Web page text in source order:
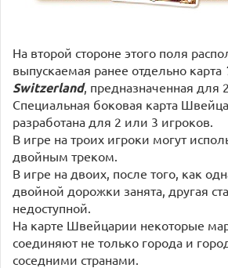
На второй стороне этого поля
выпускаемая ранее отдельно карта
Switzerland, предназначенная для
Специальная боковая карта
разработана для 2 или 3 игроков.
В игре на троих игроки могут
двойным треком.
В игре на двоих, после того, как
двойной дорожки занята, другая
недоступной.
На карте Швейцарии некоторые
соединяют не только города и
соседними странами.